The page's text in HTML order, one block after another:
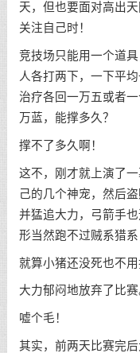
天，但也要面对高出
关注自己时！
竞技场只能用一个道
人各打两下，一下平
治疗各回一万五或者
万蓝，能撑多久？
撑不了多久啊！
这不，刚才就上演了
己的几个神宠，然后
并猛追大力，弓箭手
形当然跑不过贼系猎
就算小猪还没死也不用
大力郁闷地放弃了比赛
嘘个毛！
其实，前两天比赛完